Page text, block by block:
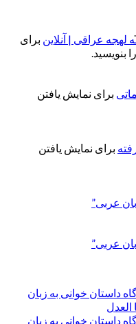
عراقی | آنلاین برای
بنویسید.
برای نمایش یافتن
برای نمایش یافتن
عربی”
عربی”
داستان خوانی به زبان
داستان خوانی به زبان